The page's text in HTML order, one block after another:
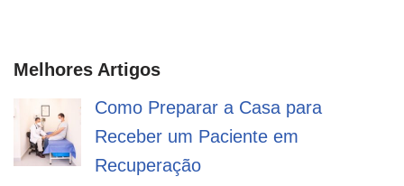
Melhores Artigos
Como Preparar a Casa para
Receber um Paciente em
Recuperação